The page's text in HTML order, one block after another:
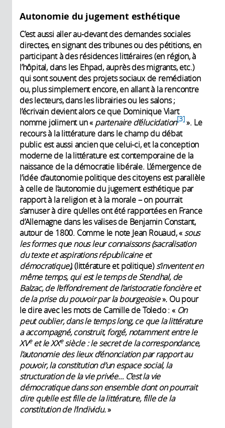
Autonomie du jugement esthétique
C’est aussi aller au-devant des demandes sociales
directes, en signant des tribunes ou des pétitions, en
participant à des résidences littéraires (en région, à
l’hôpital, dans les Ehpad, auprès des migrants, etc.)
qui sont souvent des projets sociaux de remédiation
ou, plus simplement encore, en allant à la rencontre
des lecteurs, dans les librairies ou les salons ;
l’écrivain devient alors ce que Dominique Viart
nomme joliment un « partenaire d’élucidation 3 ». Le
recours à la littérature dans le champ du débat
public est aussi ancien que celui-ci, et la conception
moderne de la littérature est contemporaine de la
naissance de la démocratie libérale. L’émergence de
l’idée d’autonomie politique des citoyens est parallèle
à celle de l’autonomie du jugement esthétique par
rapport à la religion et à la morale – on pourrait
s’amuser à dire qu’elles ont été rapportées en France
d’Allemagne dans les valises de Benjamin Constant,
autour de 1800. Comme le note Jean Rouaud, «sous
les formes que nous leur connaissons (sacralisation
du texte et aspirations républicaine et
démocratique),(littérature et politique)s’inventent en
même temps, qui est le temps de Stendhal, de
Balzac, de l’effondrement de l’aristocratie foncière et
de la prise du pouvoir par la bourgeoisie». Ou pour
le dire avec les mots de Camille de Toledo : « On
peut oublier, dans le temps long, ce que la littérature
a accompagné, construit, forgé, notamment entre le
XVeet le XXe siècle : le secret de la correspondance,
l’autonomie des lieux d’énonciation par rapport au
pouvoir, la constitution d’un espace social, la
structuration de la vie privée… C’est la vie
démocratique dans son ensemble dont on pourrait
dire qu’elle est fille de la littérature, fille de la
constitution de l’individu.»